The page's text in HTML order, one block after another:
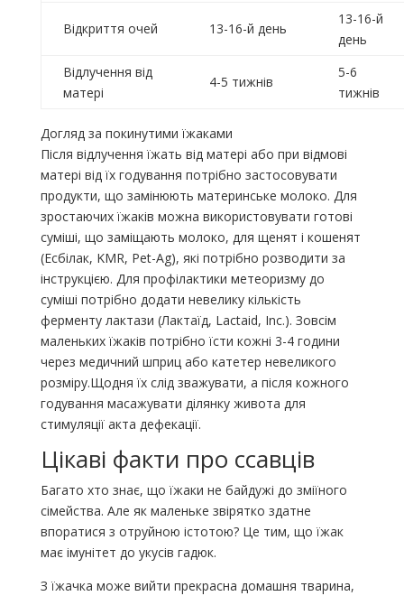
Відкриття очей 13-16-й день
13-16-й
день
Відлучення від
матері
4-5 тижнів
5-6
тижнів
Догляд за покинутими їжаками
Після відлучення їжать від матері або при відмові
матері від їх годування потрібно застосовувати
продукти, що замінюють материнське молоко. Для
зростаючих їжаків можна використовувати готові
суміші, що заміщають молоко, для щенят і кошенят
(Есбілак, KMR, Pet-Ag), які потрібно розводити за
інструкцією. Для профілактики метеоризму до
суміші потрібно додати невелику кількість
ферменту лактази (Лактаїд, Lactaid, Inc.). Зовсім
маленьких їжаків потрібно їсти кожні 3-4 години
через медичний шприц або катетер невеликого
розміру.Щодня їх слід зважувати, а після кожного
годування масажувати ділянку живота для
стимуляції акта дефекації.
Цікаві факти про ссавців
Багато хто знає, що їжаки не байдужі до зміїного
сімейства. Але як маленьке звірятко здатне
впоратися з отруйною істотою? Це тим, що їжак
має імунітет до укусів гадюк.
З їжачка може вийти прекрасна домашня тварина,